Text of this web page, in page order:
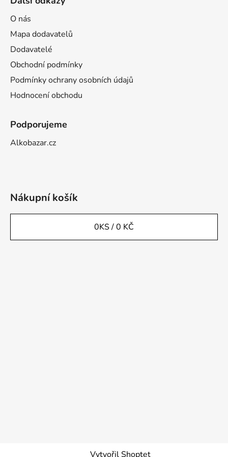
O nás
Mapa dodavatelů
Dodavatelé
Obchodní podmínky
Podmínky ochrany osobních údajů
Hodnocení obchodu
Podporujeme
Alkobazar.cz
Nákupní košík
0KS /0 KČ
Vytvořil Shoptet